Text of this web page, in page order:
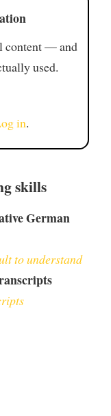
content — and
used.
in.
skills
German
to understand